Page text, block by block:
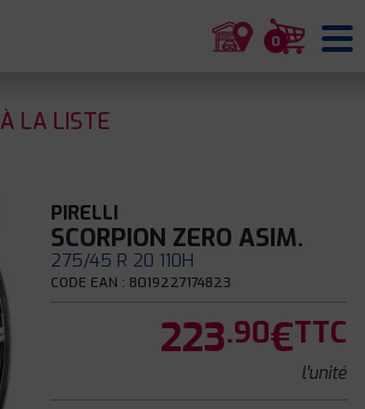
0
LA LISTE
PIRELLI
SCORPION ZERO ASIM.
275/45 R 20 110H
CODE EAN : 8019227174823
223.90€TTC
l'unité